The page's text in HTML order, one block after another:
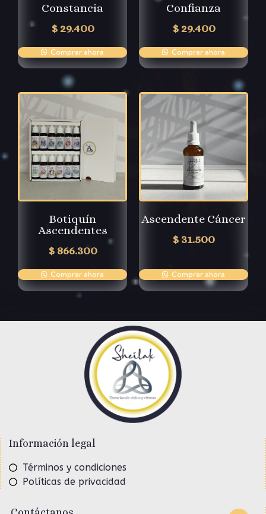
Constancia
$29.400
Comprar ahora
Confianza
$29.400
Comprar ahora
Botiquín
Ascendentes
$866.300
Comprar ahora
Ascendente Cáncer
$ 31.500
Comprar ahora
Información legal
Términos y condiciones
Políticas de privacidad